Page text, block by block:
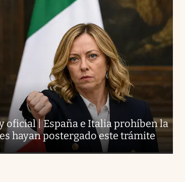
oficial | España e Italia prohíben la
hayan postergado este trámite